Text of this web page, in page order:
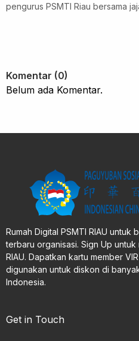
pengurus PSMTI Riau bersama
Komentar (0)
Belum ada Komentar.
Rumah Digital PSMTI RIAU untuk
terbaru organisasi. Sign Up untuk
RIAU. Dapatkan kartu member
digunakan untuk diskon di
Indonesia.
Get in Touch